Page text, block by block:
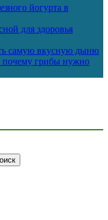
йогурта в
для здоровья
самую вкусную дыню
почему грибы нужно